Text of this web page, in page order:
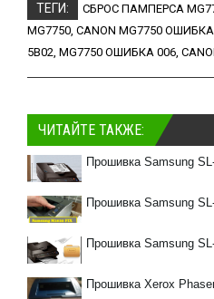
ТЕГИ: СБРОС ПАМПЕРСА
MG7750, CANON MG7750
5B02, MG7750 ОШИБКА 006,
ЧИТАЙТЕ ТАКЖЕ:
Прошивка Samsung
Прошивка Samsung
Прошивка Samsung
Прошивка Xerox